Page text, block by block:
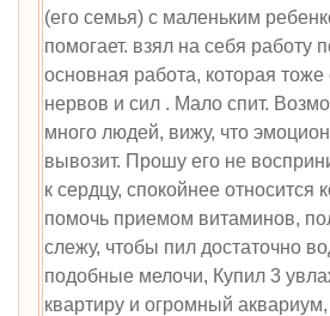
(его семья) с маленьким
помогает. взял на себя работу
основная работа, которая
нервов и сил . Мало спит.
много людей, вижу, что
вывозит. Прошу его не
к сердцу, спокойнее относится
помочь приемом витаминов,
слежу, чтобы пил достаточно
подобные мелочи, Купил 3
квартиру и огромный